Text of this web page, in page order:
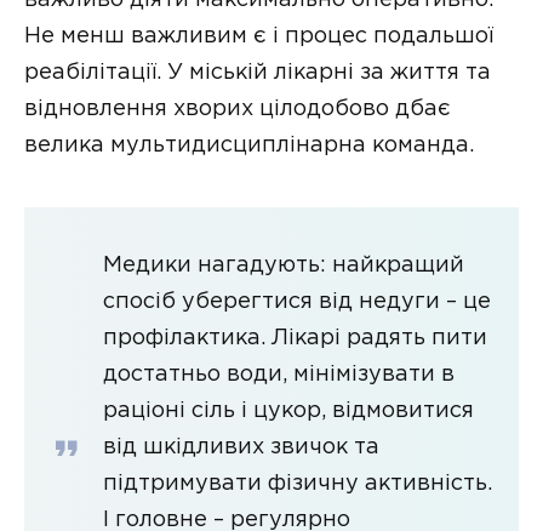
Не менш важливим є і процес подальшої
реабілітації. У міській лікарні за життя та
відновлення хворих цілодобово дбає
велика мультидисциплінарна команда.
Медики нагадують: найкращий
спосіб уберегтися від недуги – це
профілактика. Лікарі радять пити
достатньо води, мінімізувати в
раціоні сіль і цукор, відмовитися
від шкідливих звичок та
підтримувати фізичну активність.
І головне – регулярно